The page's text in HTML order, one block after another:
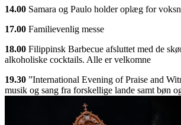
14.00 Samara og Paulo holder oplæg for
17.00 Familievenlig messe
18.00 Filippinsk Barbecue afsluttet med de
alkoholiske cocktails. Alle er velkomne
19.30 ”International Evening of Praise and
musik og sang fra forskellige lande samt bøn